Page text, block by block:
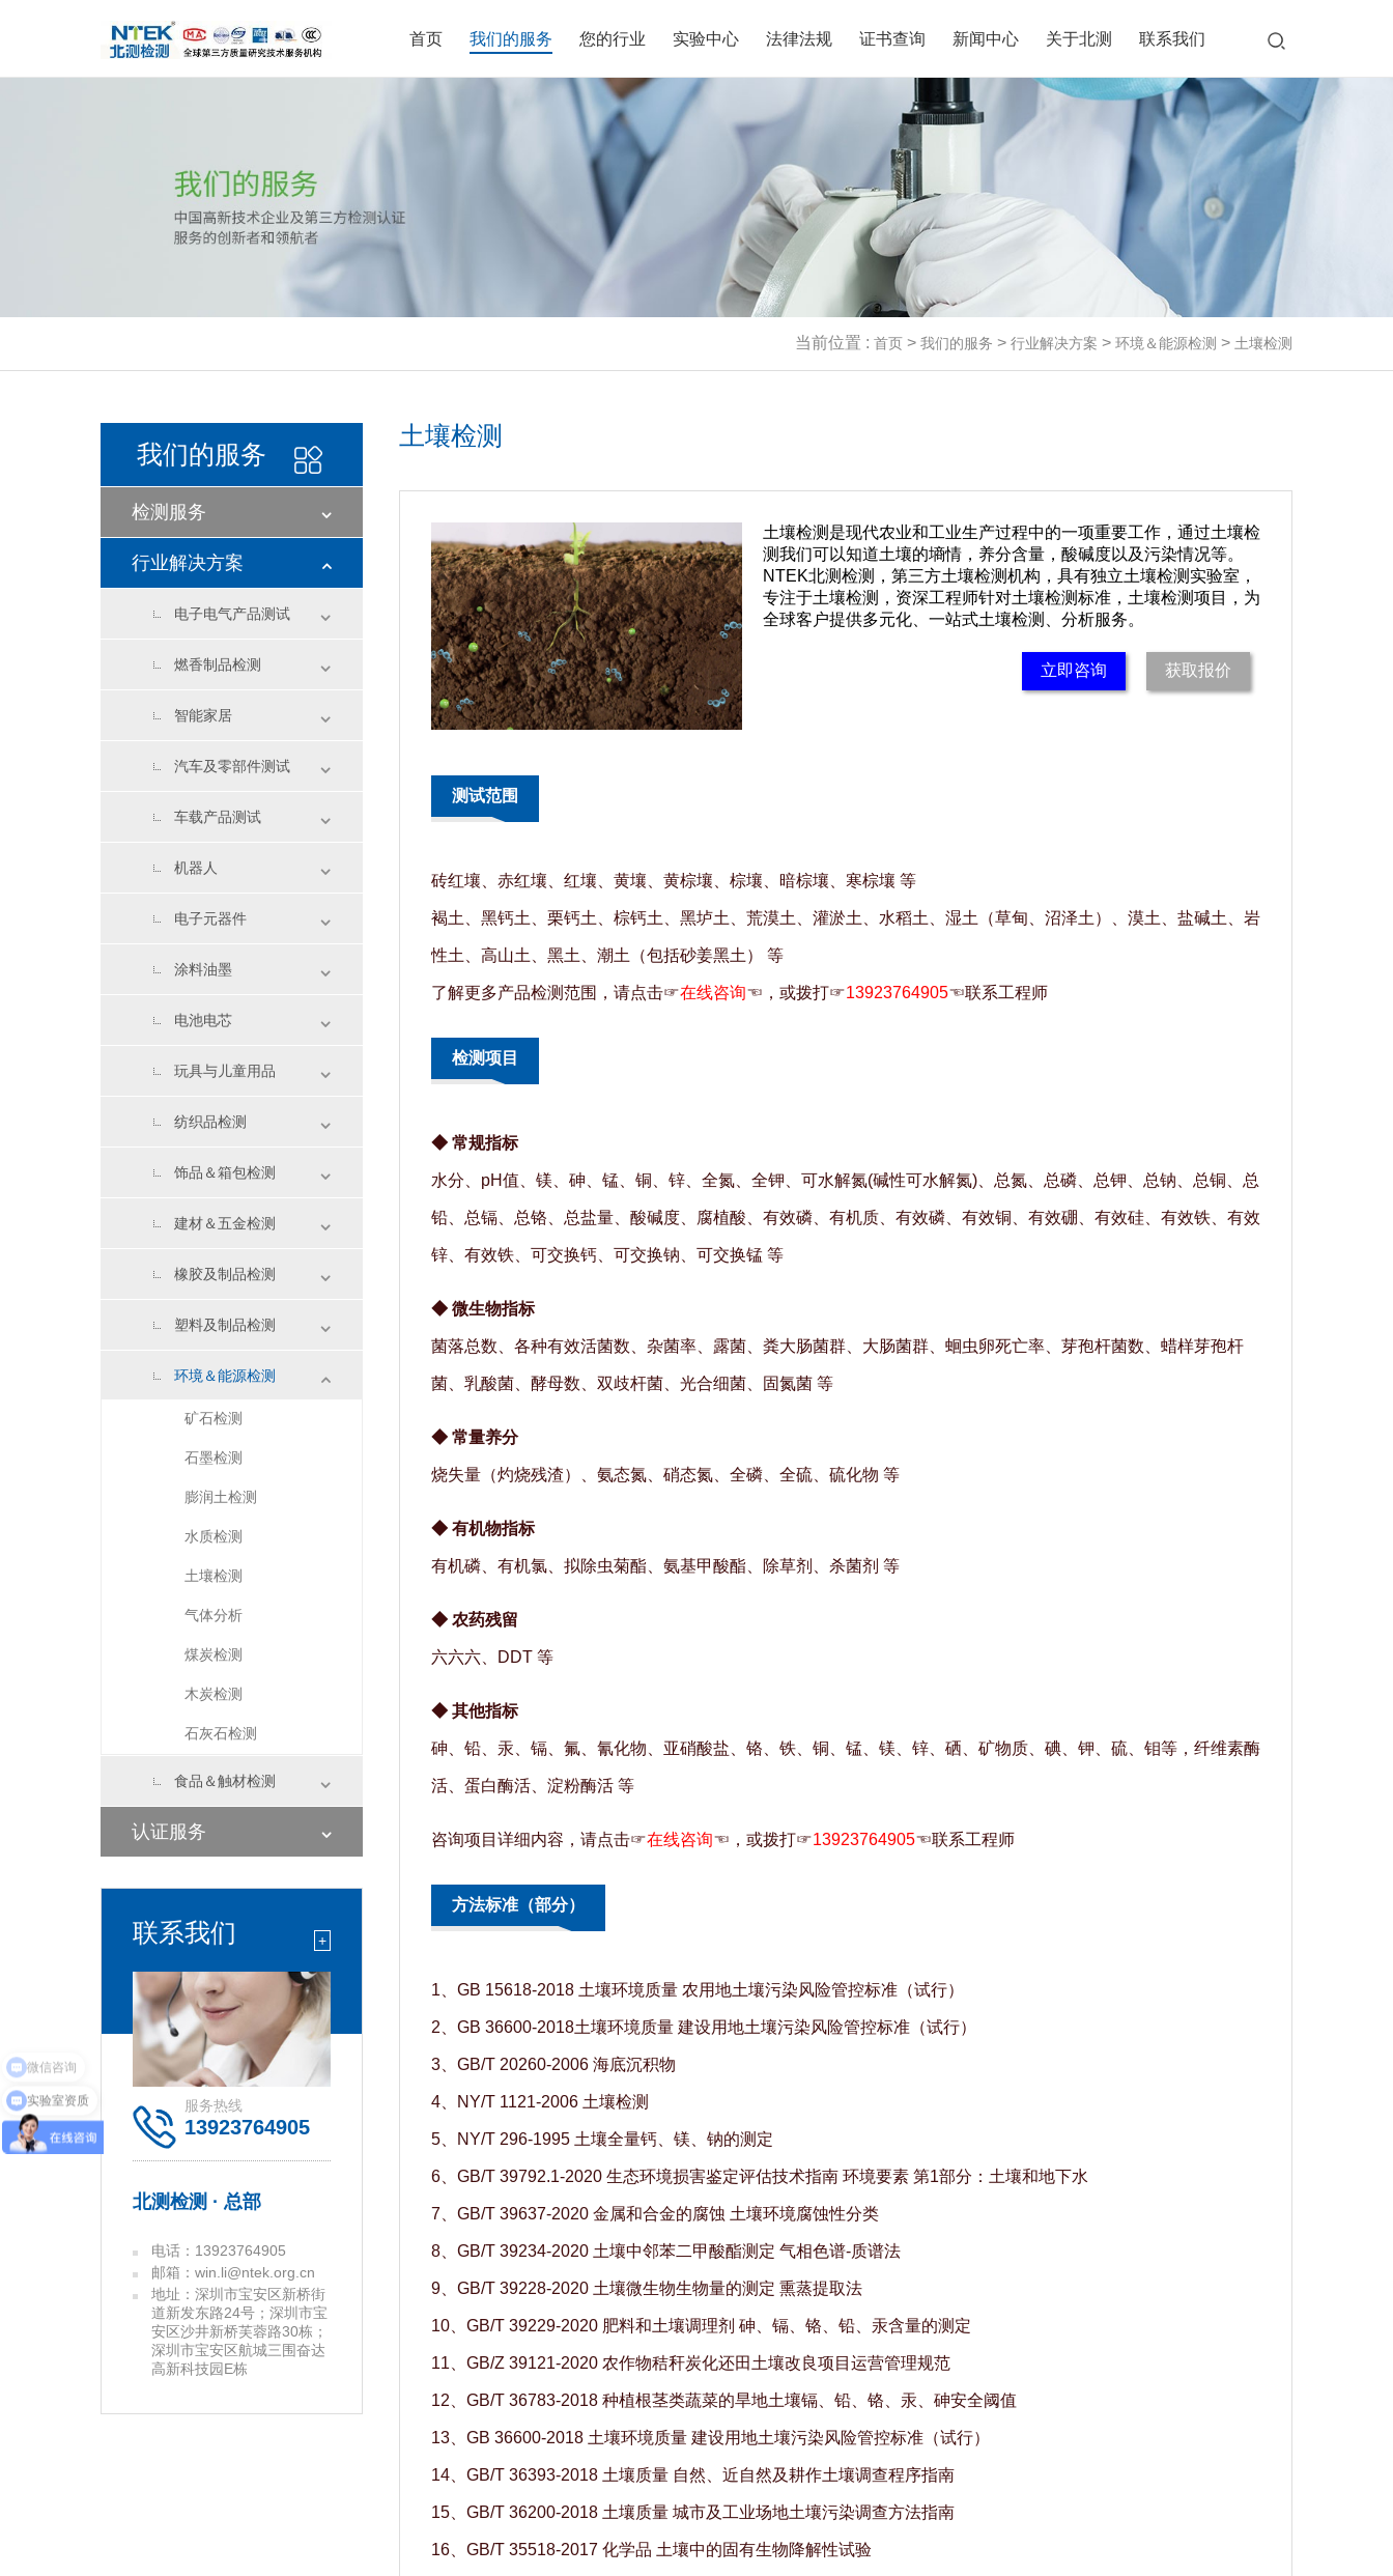
首页 我们的服务
理化性能测试 机械性能试验
网络信息安全认证
有毒有害物质检测 电磁兼容(EMC)测试 安规测试
可挥发性有机物测试
平均无故障寿命测试
(MTBF)
汽车与轨道交通 新能源“光储充”产品测试 包装运输（ISTA）测试
您的行业 实验中心
EMC实验室 材料实验室
无线射频实验室 5G通信&物联网实验室
安全实验室 理化分析实验室 新能源实验室
汽车电子EMC和充电桩实
验室
法律法规 证书查询 新闻中心
法律法规 技术文章
关于北测
联系我们 人才招聘
联系我们
当前位置 : 首页 > 我们的服务 > 行业解决方案 > 环境＆能源检测 > 土壤检测
我们的服务
检测服务
行业解决方案
电子电气产品测试
燃香制品检测
智能家居
汽车及零部件测试
车载产品测试
机器人
电子元器件
涂料油墨
电池电芯
玩具与儿童用品
纺织品检测
饰品＆箱包检测
建材＆五金检测
橡胶及制品检测
塑料及制品检测
环境＆能源检测
矿石检测
石墨检测
膨润土检测
水质检测
土壤检测
气体分析
煤炭检测
木炭检测
石灰石检测
食品＆触材检测
认证服务
联系我们 +
服务热线
13923764905
北测检测 · 总部
电话：13923764905
邮箱：win.li@ntek.org.cn
地址：深圳市宝安区新桥街
道新发东路24号；深圳市宝
安区沙井新桥芙蓉路30栋；
深圳市宝安区航城三围奋达
高新科技园E栋
土壤检测
土壤检测是现代农业和工业生产过程中的一项重要工作，通过土壤检
测我们可以知道土壤的墒情，养分含量，酸碱度以及污染情况等。
NTEK北测检测，第三方土壤检测机构，具有独立土壤检测实验室，
专注于土壤检测，资深工程师针对土壤检测标准，土壤检测项目，为
全球客户提供多元化、一站式土壤检测、分析服务。
立即咨询 获取报价
测试范围
砖红壤、赤红壤、红壤、黄壤、黄棕壤、棕壤、暗棕壤、寒棕壤 等
褐土、黑钙土、栗钙土、棕钙土、黑垆土、荒漠土、灌淤土、水稻土、湿土（草甸、沼泽土）、漠土、盐碱土、岩
性土、高山土、黑土、潮土（包括砂姜黑土） 等
了解更多产品检测范围，请点击☞在线咨询☜，或拨打☞13923764905☜联系工程师
检测项目
◆ 常规指标
水分、pH值、镁、砷、锰、铜、锌、全氮、全钾、可水解氮(碱性可水解氮)、总氮、总磷、总钾、总钠、总铜、总
铅、总镉、总铬、总盐量、酸碱度、腐植酸、有效磷、有机质、有效磷、有效铜、有效硼、有效硅、有效铁、有效
锌、有效铁、可交换钙、可交换钠、可交换锰 等
◆ 微生物指标
菌落总数、各种有效活菌数、杂菌率、露菌、粪大肠菌群、大肠菌群、蛔虫卵死亡率、芽孢杆菌数、蜡样芽孢杆
菌、乳酸菌、酵母数、双歧杆菌、光合细菌、固氮菌 等
◆ 常量养分
烧失量（灼烧残渣）、氨态氮、硝态氮、全磷、全硫、硫化物 等
◆ 有机物指标
有机磷、有机氯、拟除虫菊酯、氨基甲酸酯、除草剂、杀菌剂 等
◆ 农药残留
六六六、DDT 等
◆ 其他指标
砷、铅、汞、镉、氟、氰化物、亚硝酸盐、铬、铁、铜、锰、镁、锌、硒、矿物质、碘、钾、硫、钼等，纤维素酶
活、蛋白酶活、淀粉酶活 等
咨询项目详细内容，请点击☞在线咨询☜，或拨打☞13923764905☜联系工程师
方法标准（部分）
1、GB 15618-2018 土壤环境质量 农用地土壤污染风险管控标准（试行）
2、GB 36600-2018土壤环境质量 建设用地土壤污染风险管控标准（试行）
3、GB/T 20260-2006 海底沉积物
4、NY/T 1121-2006 土壤检测
5、NY/T 296-1995 土壤全量钙、镁、钠的测定
6、GB/T 39792.1-2020 生态环境损害鉴定评估技术指南 环境要素 第1部分：土壤和地下水
7、GB/T 39637-2020 金属和合金的腐蚀 土壤环境腐蚀性分类
8、GB/T 39234-2020 土壤中邻苯二甲酸酯测定 气相色谱-质谱法
9、GB/T 39228-2020 土壤微生物生物量的测定 熏蒸提取法
10、GB/T 39229-2020 肥料和土壤调理剂 砷、镉、铬、铅、汞含量的测定
11、GB/Z 39121-2020 农作物秸秆炭化还田土壤改良项目运营管理规范
12、GB/T 36783-2018 种植根茎类蔬菜的旱地土壤镉、铅、铬、汞、砷安全阈值
13、GB 36600-2018 土壤环境质量 建设用地土壤污染风险管控标准（试行）
14、GB/T 36393-2018 土壤质量 自然、近自然及耕作土壤调查程序指南
15、GB/T 36200-2018 土壤质量 城市及工业场地土壤污染调查方法指南
16、GB/T 35518-2017 化学品 土壤中的固有生物降解性试验
实验室资质